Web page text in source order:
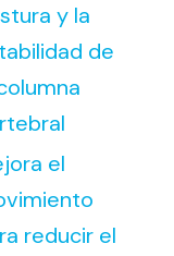
y la
de
el
reducir el